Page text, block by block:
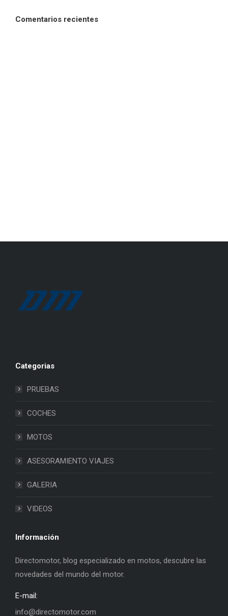
Comentarios recientes
Categorias
PRUEBAS
COCHES
MOTOS
ASESORAMIENTO VIAJES
GALERIA
VIDEOS
Información
Directomotor, blog especializado en motos, descubre las
novedades del mundo del motor.
E-mail:
info@directomotor.com